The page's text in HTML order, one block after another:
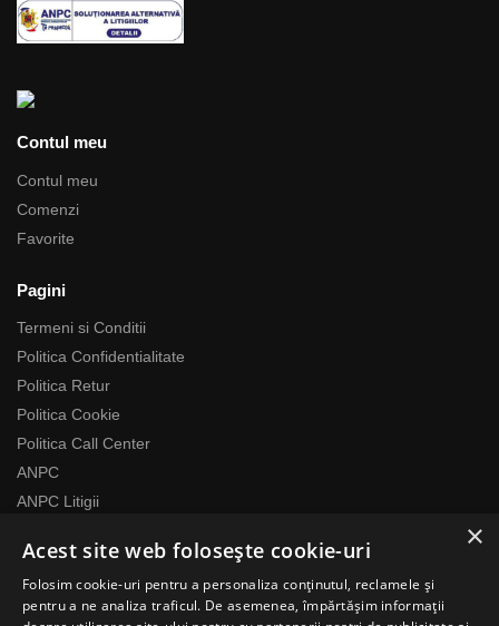
Contul meu
Contul meu
Comenzi
Favorite
Pagini
Termeni si Conditii
Politica Confidentialitate
Politica Retur
Politica Cookie
Politica Call Center
ANPC
ANPC Litigii
Despre noi
Echipa RomaniaMag este la dispozitia ta
Program relatii cu clientii
×
Acest site web folosește cookie-uri
Folosim cookie-uri pentru a personaliza conținutul, reclamele și
pentru a ne analiza traficul. De asemenea, împărtășim informații